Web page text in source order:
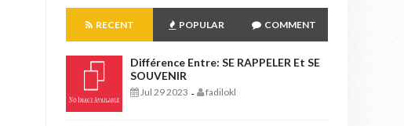
RECENT POPULAR COMMENT
Différence Entre: SE RAPPELER Et SE
SOUVENIR
Jul 29 2023 - fadilokl